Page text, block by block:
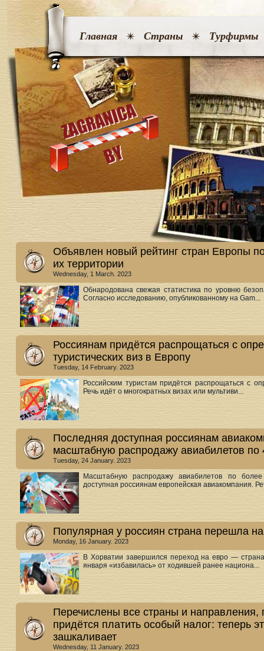
Главная Страны Турфирмы
Объявлен новый рейтинг стран Европы
их территории
Wednesday, 1 March. 2023
Обнародована свежая статистика по уровню
Согласно исследованию, опубликованному на Gam...
Россиянам придётся распрощаться с
туристических виз в Европу
Tuesday, 14 February. 2023
Российским туристам придётся распрощаться с
Речь идёт о многократных визах или мультиви...
Последняя доступная россиянам
масштабную распродажу авиабилетов по
Tuesday, 24 January. 2023
Масштабную распродажу авиабилетов по
доступная россиянам европейская авиакомпания.
Популярная у россиян страна перешла
Monday, 16 January. 2023
В Хорватии завершился переход на евро —
января «избавилась» от ходившей ранее национа...
Перечислены все страны и направления,
придётся платить особый налог: теперь
зашкаливает
Wednesday, 11 January. 2023